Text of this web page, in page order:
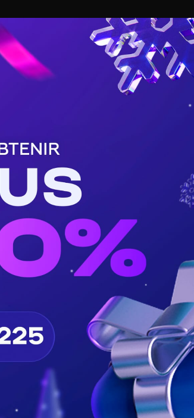
BUZZ DE SPORT